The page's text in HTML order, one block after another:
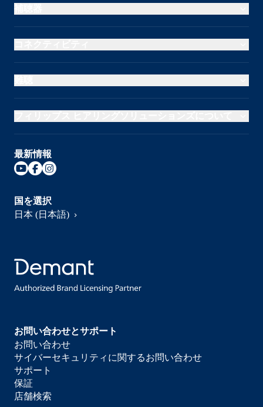
お問い合わせとサポート
お問い合わせ
サイバーセキュリティに関するお問い合わせ
サポート
保証
店舗検索
最新情報
国を選択
日本 (日本語)